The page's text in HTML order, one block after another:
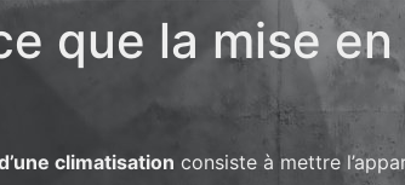
que la mise
climatisation consiste à mettre